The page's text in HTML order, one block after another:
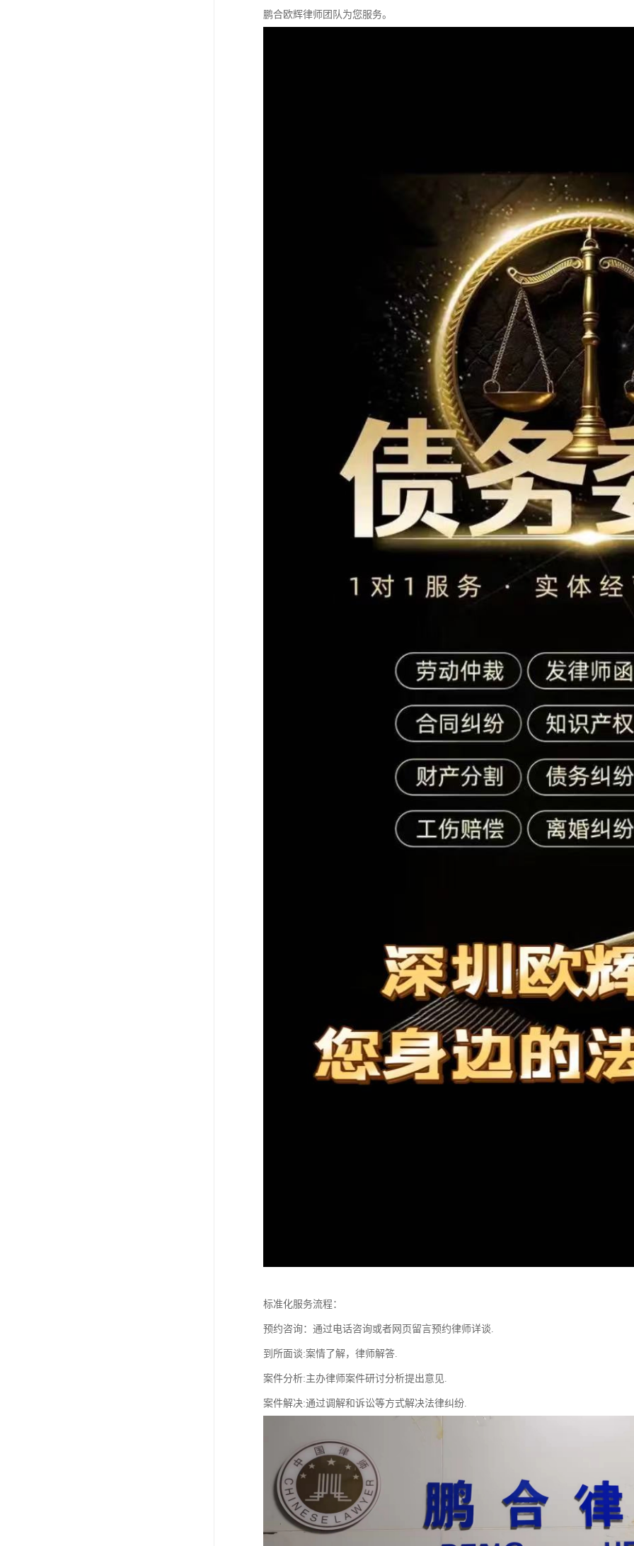
鹏合欧辉律师团队为您服务。
标准化服务流程：
预约咨询：通过电话咨询或者网页留言预约律师详谈.
到所面谈:案情了解，律师解答.
案件分析:主办律师案件研讨分析提出意见.
案件解决:通过调解和诉讼等方式解决法律纠纷.